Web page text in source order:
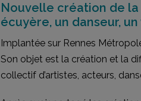
Nouvelle création de la
écuyère, un danseur,
Implantée sur Rennes
Son objet est la création et la
collectif d’artistes, acteurs,